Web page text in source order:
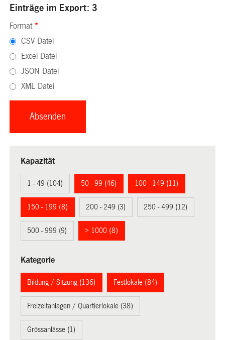
Einträge im Export: 3
Format *
CSV Datei
Excel Datei
JSON Datei
XML Datei
Kapazität
1 - 49 (104) 50 - 99 (46) 100 - 149 (11)
150 - 199 (8) 200 - 249 (3) 250 - 499 (12)
500 - 999 (9) > 1000 (8)
Kategorie
Bildung / Sitzung (136) Festlokale (84)
Freizeitanlagen / Quartierlokale (38)
Grössanlässe (1)